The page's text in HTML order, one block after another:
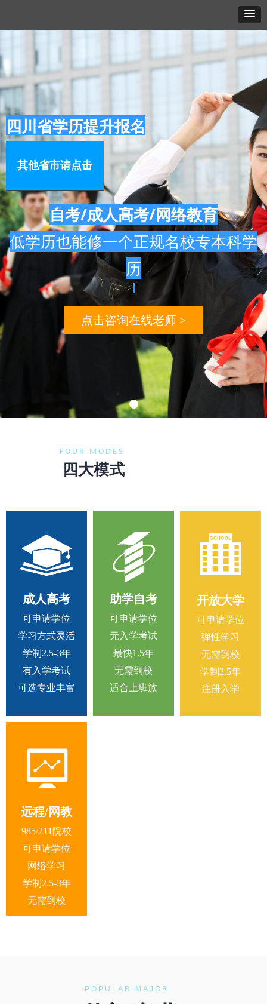
POPULAR MAJOR
四大模式
FOUR MODES
成人高考
可申请学位
学习方式灵活
学制2.5-3年
有入学考试
可选专业丰富
助学自考
可申请学位
无入学考试
最快1.5年
无需到校
适合上班族
开放大学
可申请学位
弹性学习
无需到校
学制2.5年
注册入学
远程/网教
985/211院校
可申请学位
网络学习
学制2.5-3年
无需到校
四川省学历提升报名
其他省市请点击
自考/成人高考/网络教育
低学历也能修一个正规名校专本科学
历
点击咨询在线老师 >